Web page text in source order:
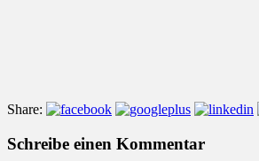
Share:
Schreibe einen Kommentar